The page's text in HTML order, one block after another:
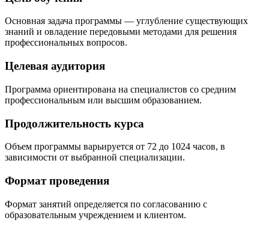
Основная задача программы — углубление существующих
знаний и овладение передовыми методами для решения
профессиональных вопросов.
Целевая аудитория
Программа ориентирована на специалистов со средним
профессиональным или высшим образованием.
Продолжительность курса
Объем программы варьируется от 72 до 1024 часов, в
зависимости от выбранной специализации.
Формат проведения
Формат занятий определяется по согласованию с
образовательным учреждением и клиентом.